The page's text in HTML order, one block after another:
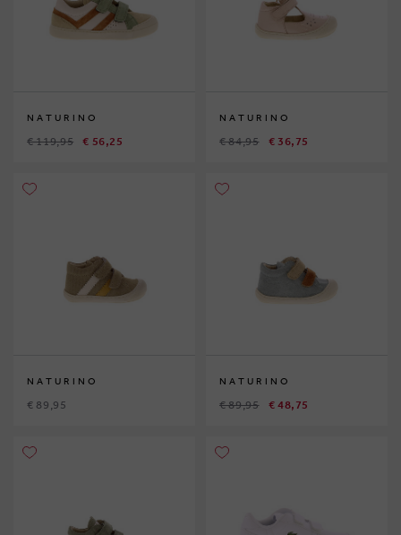
NATURINO
€ 119,95 € 56,25
NATURINO
€ 84,95 € 36,75
NATURINO
€ 89,95
NATURINO
€ 89,95 € 48,75